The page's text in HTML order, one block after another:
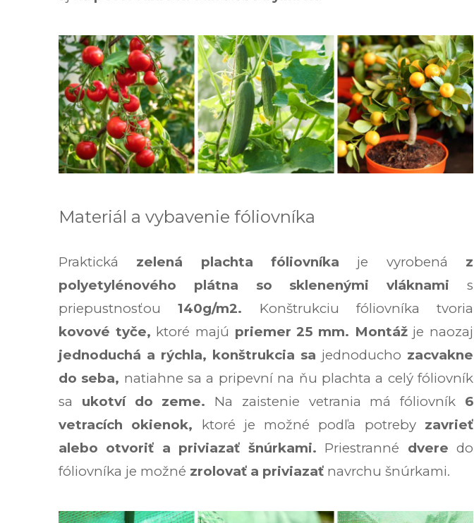
Materiál a vybavenie fóliovníka
Praktická zelená plachta fóliovníka je vyrobená z
polyetylénového plátna so sklenenými vláknami s
priepustnosťou140g/m2. Konštrukciu fóliovníka tvoria
kovové tyče, ktoré majú priemer 25 mm. Montážje naozaj
jednoduchá a rýchla, konštrukcia sa jednoducho zacvakne
do seba, natiahne sa a pripevní na ňu plachta a celý fóliovník
sa ukotví do zeme. Na zaistenie vetrania má fóliovník 6
vetracích okienok, ktoré je možné podľa potreby zavrieť
alebo otvoriť a priviazať šnúrkami. Priestranné dvere do
fóliovníka je možné zrolovať a priviazať navrchu šnúrkami.